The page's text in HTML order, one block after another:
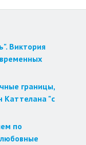
Виктория
границы,
Каттелана "с
по